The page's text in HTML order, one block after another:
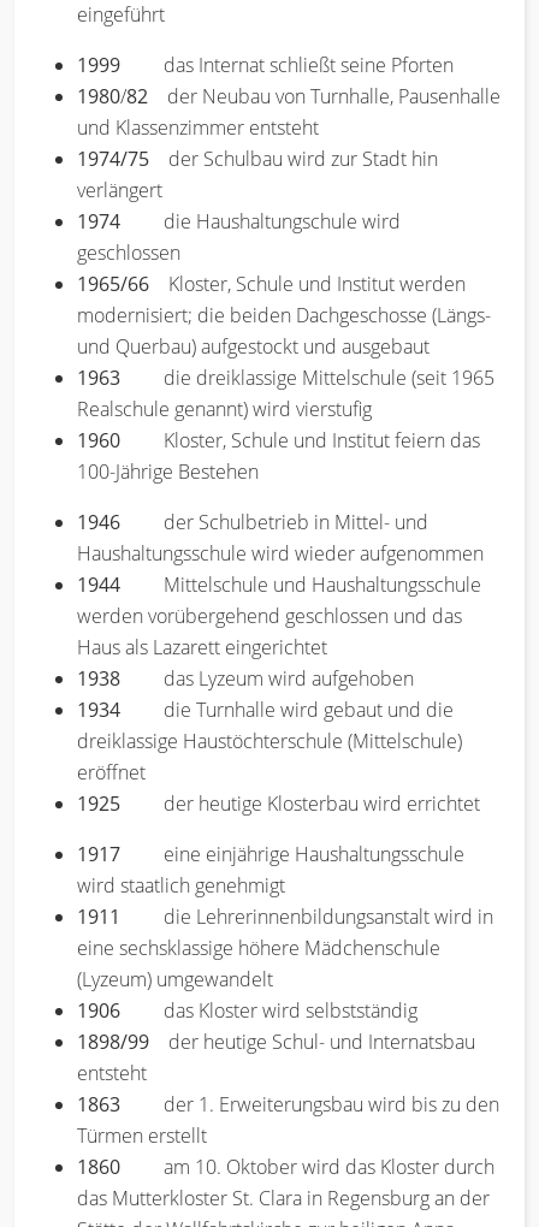
eingeführt
1999 das Internat schließt seine Pforten
1980/82 der Neubau von Turnhalle, Pausenhalle
und Klassenzimmer entsteht
1974/75 der Schulbau wird zur Stadt hin
verlängert
1974 die Haushaltungschule wird
geschlossen
1965/66 Kloster, Schule und Institut werden
modernisiert; die beiden Dachgeschosse (Längs-
und Querbau) aufgestockt und ausgebaut
1963 die dreiklassige Mittelschule (seit 1965
Realschule genannt) wird vierstufig
1960 Kloster, Schule und Institut feiern das
100-Jährige Bestehen
1946 der Schulbetrieb in Mittel- und
Haushaltungsschule wird wieder aufgenommen
1944 Mittelschule und Haushaltungsschule
werden vorübergehend geschlossen und das
Haus als Lazarett eingerichtet
1938 das Lyzeum wird aufgehoben
1934 die Turnhalle wird gebaut und die
dreiklassige Haustöchterschule (Mittelschule)
eröffnet
1925 der heutige Klosterbau wird errichtet
1917 eine einjährige Haushaltungsschule
wird staatlich genehmigt
1911 die Lehrerinnenbildungsanstalt wird in
eine sechsklassige höhere Mädchenschule
(Lyzeum) umgewandelt
1906 das Kloster wird selbstständig
1898/99 der heutige Schul- und Internatsbau
entsteht
1863 der 1. Erweiterungsbau wird bis zu den
Türmen erstellt
1860
am 10. Oktober wird das Kloster durch
das Mutterkloster St. Clara in Regensburg an der